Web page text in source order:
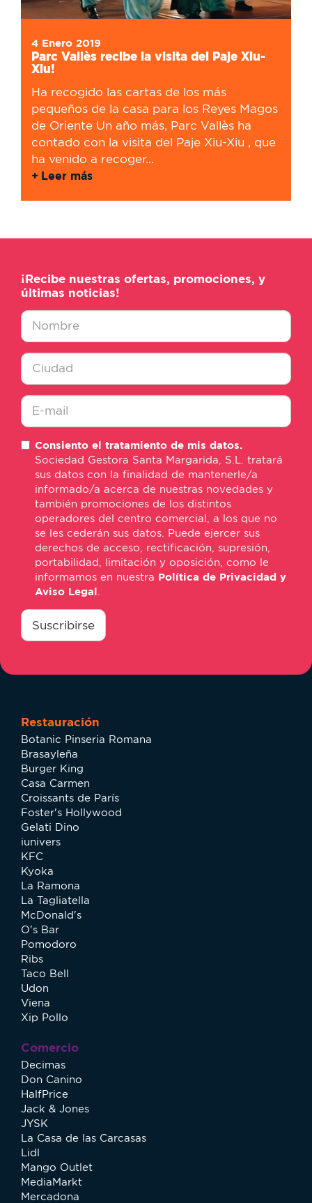
4 Enero 2019
Parc Vallès recibe la visita del Paje Xiu-
Xiu!
Ha recogido las cartas de los más
pequeños de la casa para los Reyes Magos
de Oriente Un año más, Parc Vallès ha
contado con la visita del Paje Xiu-Xiu , que
ha venido a recoger...
Leer más
¡Recibe nuestras ofertas, promociones, y
últimas noticias!
Nombre
Ciudad
mail
Consiento el tratamiento de mis datos.
Sociedad Gestora Santa Margarida, S.L. tratará
sus datos con la finalidad de mantenerle/a
informado/a acerca de nuestras novedades y
también promociones de los distintos
operadores del centro comercial, a los que no
se les cederán sus datos. Puede ejercer sus
derechos de acceso, rectificación, supresión,
portabilidad, limitación y oposición, como le
informamos en nuestra Política de Privacidad y
Aviso Legal
consentimiento
Suscribirse
Restauración
Botanic Pinseria Romana
Brasayleña
Burger King
Casa Carmen
Croissants de París
Foster's Hollywood
Gelati Dino
iunivers
KFC
Kyoka
La Ramona
La Tagliatella
McDonald's
O's Bar
Pomodoro
Ribs
Taco Bell
Udon
Viena
Xip Pollo
Comercio
Decimas
Don Canino
HalfPrice
Jack & Jones
JYSK
La Casa de las Carcasas
Lidl
Mango Outlet
MediaMarkt
Mercadona